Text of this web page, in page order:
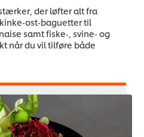
der løfter alt fra
til
samt fiske‑, svine‑ og
når du vil tilføre både